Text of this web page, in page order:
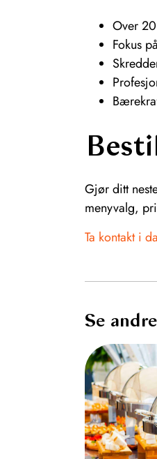
Over
Fokus
Gjør ditt
menyvalg,
Ta kontakt i
Se